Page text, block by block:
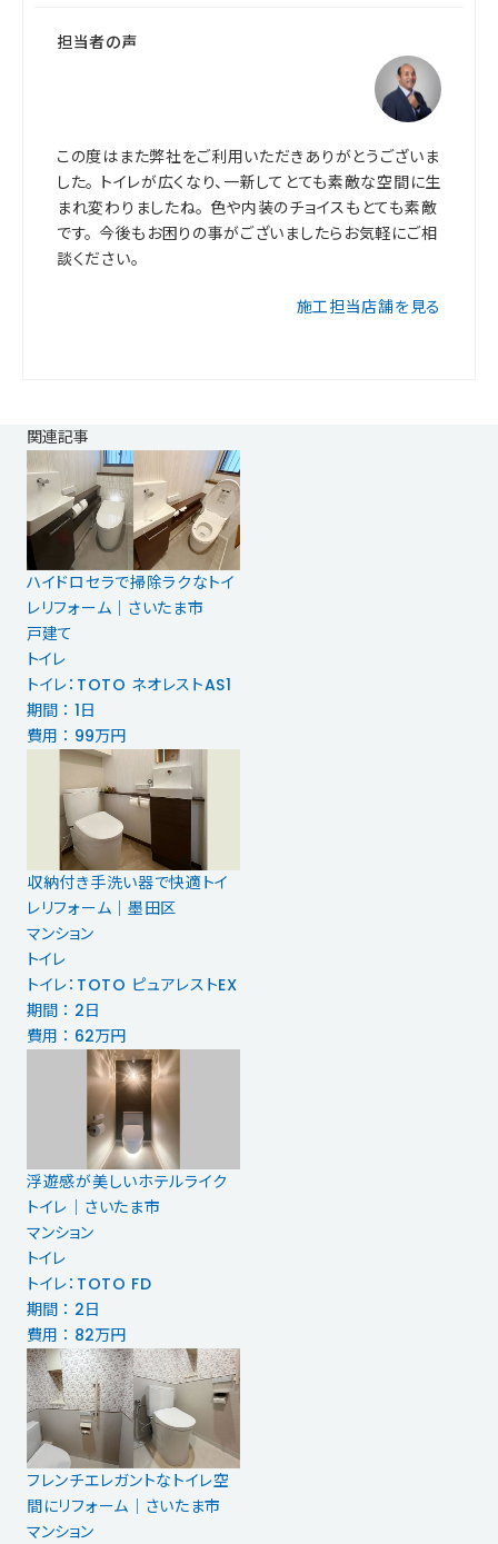
担当者の声
この度はまた弊社をご利用いただきありがとうございま
した。 トイレが広くなり、一新してとても素敵な空間に生
まれ変わりましたね。 色や内装のチョイスもとても素敵
です。 今後もお困りの事がございましたらお気軽にご相
談ください。
施工担当店舗を見る
関連記事
ハイドロセラで掃除ラクなトイ
レリフォーム｜さいたま市
戸建て
トイレ
トイレ：TOTO ネオレストAS1
期間 ： 1日
費用 ： 99万円
収納付き手洗い器で快適トイ
レリフォーム｜墨田区
マンション
トイレ
トイレ：TOTO ピュアレストEX
期間 ： 2日
費用 ： 62万円
浮遊感が美しいホテルライク
トイレ｜さいたま市
マンション
トイレ
トイレ：TOTO FD
期間 ： 2日
費用 ： 82万円
フレンチエレガントなトイレ空
間にリフォーム｜さいたま市
マンション